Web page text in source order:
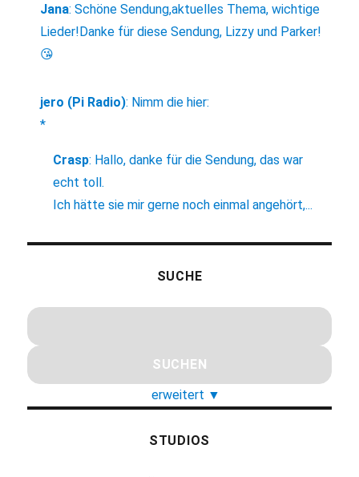
Jana:Schöne Sendung,aktuelles Thema, wichtige
Lieder!Danke für diese Sendung, Lizzy und Parker!
😘
jero (Pi Radio): Nimm die hier:
*
Crasp: Hallo, danke für die Sendung, das war
echt toll.
Ich hätte sie mir gerne noch einmal angehört,...
SUCHE
erweitert ▼
STUDIOS